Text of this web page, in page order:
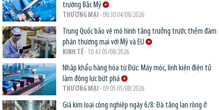
trường Bắc Mỹ
THƯƠNG MẠI - 08:30 04/08/2026
Trung Quốc bảo vệ mô hình tăng trưởng trước thềm đàm
phán thương mại với Mỹ và EU
KINH TẾ- 10:43 05/08/2026
Nhập khẩu hàng hóa từ Đức: Máy móc, linh kiện điện tử
làm động lực bứt phá
THƯƠNG MẠI - 09:05 05/08/2026
Giá kim loại công nghiệp ngày 6/8: Đà tăng lan rộng ở